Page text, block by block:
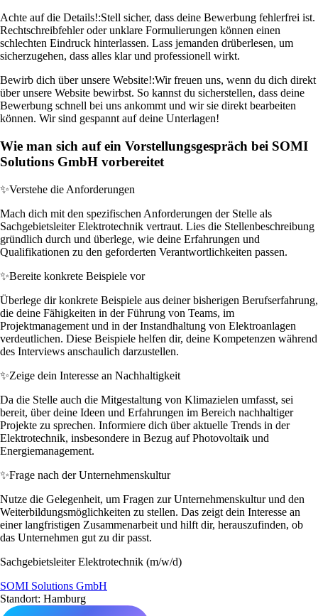
Achte auf die Details!:Stell sicher, dass deine Bewerbung fehlerfrei ist.
Rechtschreibfehler oder unklare Formulierungen können einen
schlechten Eindruck hinterlassen. Lass jemanden drüberlesen, um
sicherzugehen, dass alles klar und professionell wirkt.
Bewirb dich über unsere Website!:Wir freuen uns, wenn du dich direkt
über unsere Website bewirbst. So kannst du sicherstellen, dass deine
Bewerbung schnell bei uns ankommt und wir sie direkt bearbeiten
können. Wir sind gespannt auf deine Unterlagen!
Wie man sich auf ein Vorstellungsgespräch bei SOMI
Solutions GmbH vorbereitet
✨Verstehe die Anforderungen
Mach dich mit den spezifischen Anforderungen der Stelle als
Sachgebietsleiter Elektrotechnik vertraut. Lies die Stellenbeschreibung
gründlich durch und überlege, wie deine Erfahrungen und
Qualifikationen zu den geforderten Verantwortlichkeiten passen.
✨Bereite konkrete Beispiele vor
Überlege dir konkrete Beispiele aus deiner bisherigen Berufserfahrung,
die deine Fähigkeiten in der Führung von Teams, im
Projektmanagement und in der Instandhaltung von Elektroanlagen
verdeutlichen. Diese Beispiele helfen dir, deine Kompetenzen während
des Interviews anschaulich darzustellen.
✨Zeige dein Interesse an Nachhaltigkeit
Da die Stelle auch die Mitgestaltung von Klimazielen umfasst, sei
bereit, über deine Ideen und Erfahrungen im Bereich nachhaltiger
Projekte zu sprechen. Informiere dich über aktuelle Trends in der
Elektrotechnik, insbesondere in Bezug auf Photovoltaik und
Energiemanagement.
✨Frage nach der Unternehmenskultur
Nutze die Gelegenheit, um Fragen zur Unternehmenskultur und den
Weiterbildungsmöglichkeiten zu stellen. Das zeigt dein Interesse an
einer langfristigen Zusammenarbeit und hilft dir, herauszufinden, ob
das Unternehmen gut zu dir passt.
Sachgebietsleiter Elektrotechnik (m/w/d)
SOMI Solutions GmbH
Standort: Hamburg